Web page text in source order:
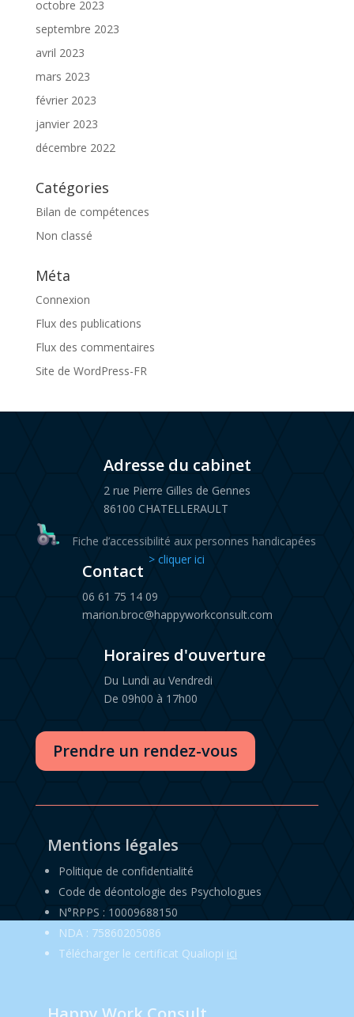
octobre 2023
septembre 2023
avril 2023
mars 2023
février 2023
janvier 2023
décembre 2022
Catégories
Bilan de compétences
Non classé
Méta
Connexion
Flux des publications
Flux des commentaires
Site de WordPress-FR
Adresse du cabinet
2 rue Pierre Gilles de Gennes
86100 CHATELLERAULT
Fiche d’accessibilité aux personnes handicapées
> cliquer ici
Contact
06 61 75 14 09
marion.broc@happyworkconsult.com
Horaires d'ouverture
Du Lundi au Vendredi
De 09h00 à 17h00
Prendre un rendez-vous
Mentions légales
Politique de confidentialité
Code de déontologie des Psychologues
N°RPPS : 10009688150
NDA : 75860205086
Télécharger le certificat Qualiopi ici